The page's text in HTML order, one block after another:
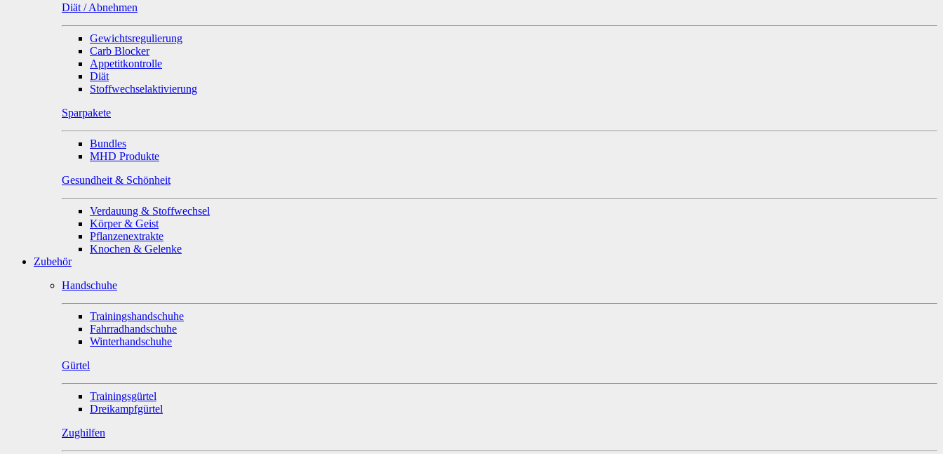
Diät / Abnehmen
Gewichtsregulierung
Carb Blocker
Appetitkontrolle
Diät
Stoffwechselaktivierung
Sparpakete
Bundles
MHD Produkte
Gesundheit & Schönheit
Verdauung & Stoffwechsel
Körper & Geist
Pflanzenextrakte
Knochen & Gelenke
Zubehör
Handschuhe
Trainingshandschuhe
Fahrradhandschuhe
Winterhandschuhe
Gürtel
Trainingsgürtel
Dreikampfgürtel
Zughilfen